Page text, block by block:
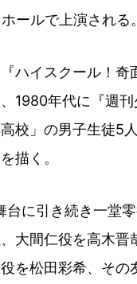
ールで上演される。
ハイスクール！
1980年代に『週
校」の男子生徒5
描く。
台に引き続き一堂
大間仁役を高木
を松田彩希、そ